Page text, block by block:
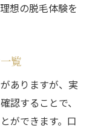
想の脱毛体験を
覧
ありますが、実
認することで、
ができます。口